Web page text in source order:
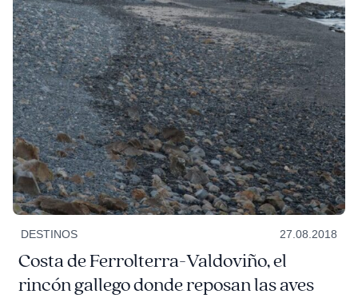
DESTINOS 27.08.2018
Costa de Ferrolterra-Valdoviño, el
rincón gallego donde reposan las aves